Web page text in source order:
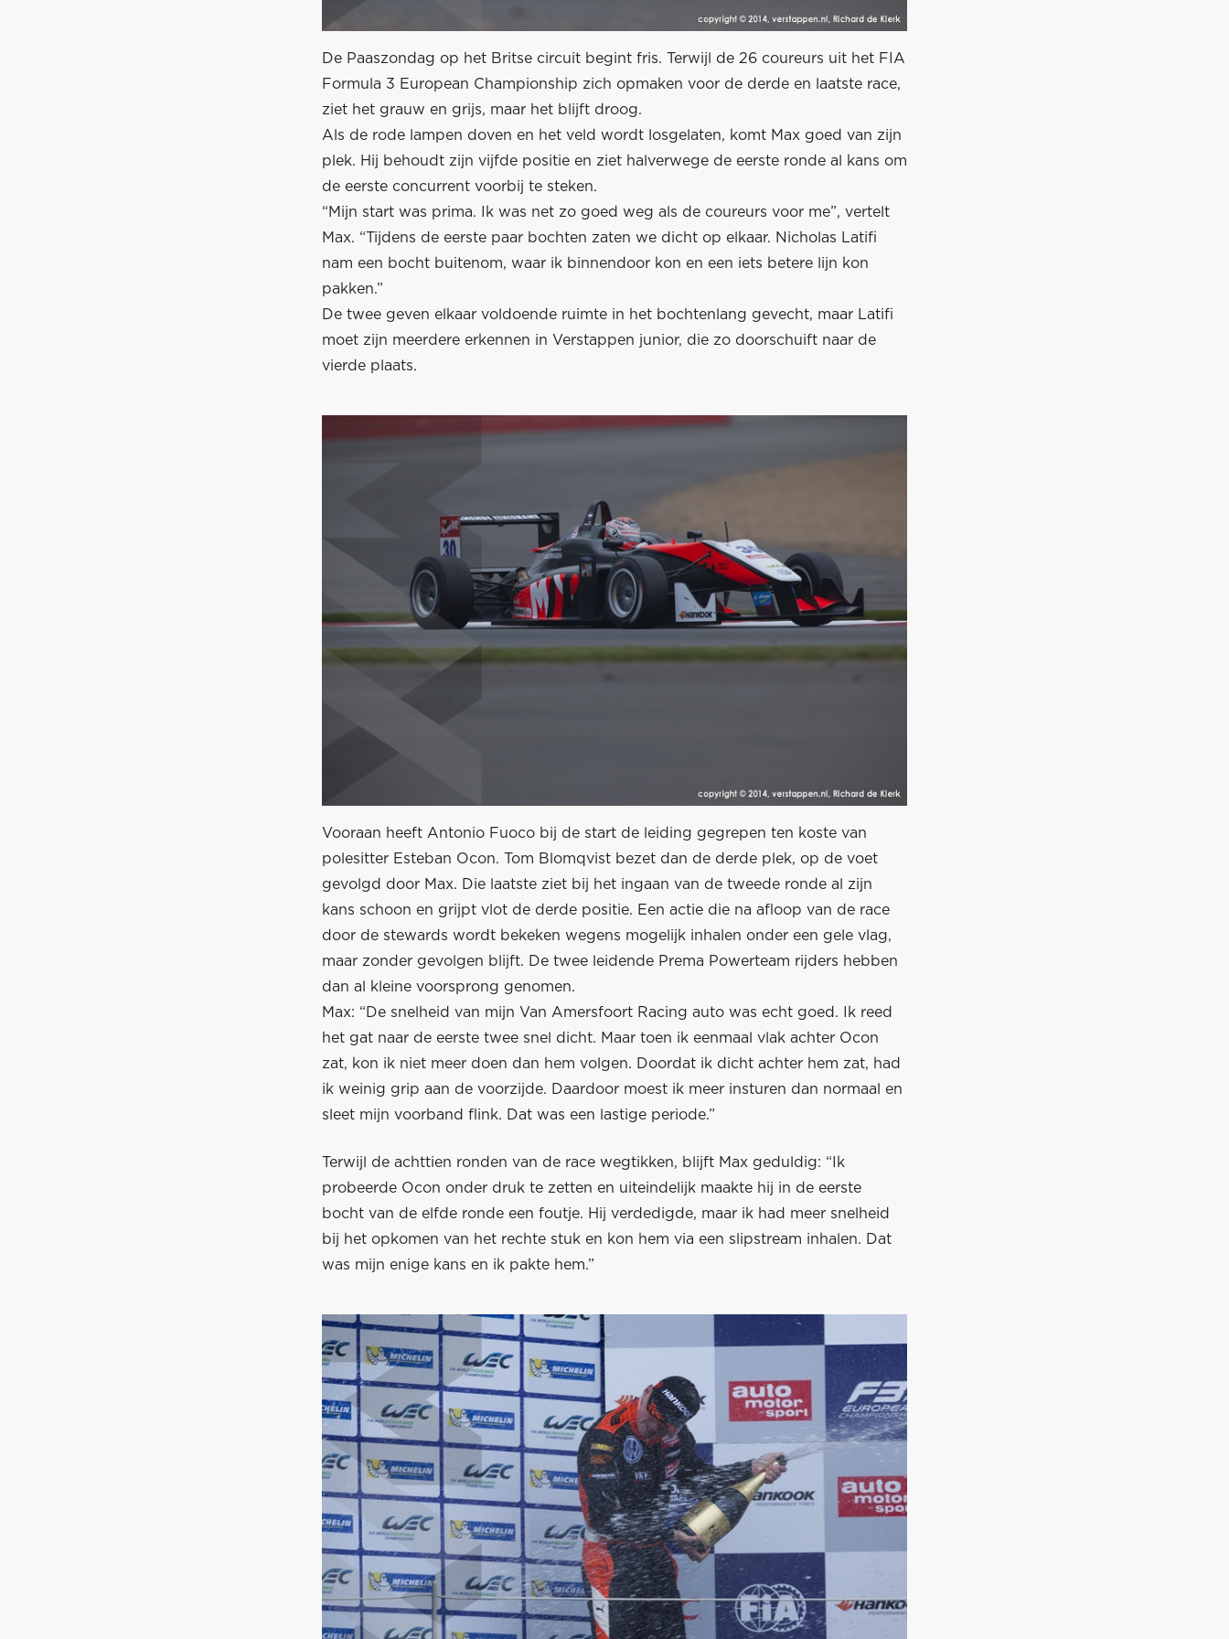
De Paaszondag op het Britse circuit begint fris. Terwijl de 26 coureurs uit het FIA
Formula 3 European Championship zich opmaken voor de derde en laatste race,
ziet het grauw en grijs, maar het blijft droog.
Als de rode lampen doven en het veld wordt losgelaten, komt Max goed van zijn
plek. Hij behoudt zijn vijfde positie en ziet halverwege de eerste ronde al kans om
de eerste concurrent voorbij te steken.
“Mijn start was prima. Ik was net zo goed weg als de coureurs voor me”, vertelt
Max. “Tijdens de eerste paar bochten zaten we dicht op elkaar. Nicholas Latifi
nam een bocht buitenom, waar ik binnendoor kon en een iets betere lijn kon
pakken.”
De twee geven elkaar voldoende ruimte in het bochtenlang gevecht, maar Latifi
moet zijn meerdere erkennen in Verstappen junior, die zo doorschuift naar de
vierde plaats.
Vooraan heeft Antonio Fuoco bij de start de leiding gegrepen ten koste van
polesitter Esteban Ocon. Tom Blomqvist bezet dan de derde plek, op de voet
gevolgd door Max. Die laatste ziet bij het ingaan van de tweede ronde al zijn
kans schoon en grijpt vlot de derde positie. Een actie die na afloop van de race
door de stewards wordt bekeken wegens mogelijk inhalen onder een gele vlag,
maar zonder gevolgen blijft. De twee leidende Prema Powerteam rijders hebben
dan al kleine voorsprong genomen.
Max: “De snelheid van mijn Van Amersfoort Racing auto was echt goed. Ik reed
het gat naar de eerste twee snel dicht. Maar toen ik eenmaal vlak achter Ocon
zat, kon ik niet meer doen dan hem volgen. Doordat ik dicht achter hem zat, had
ik weinig grip aan de voorzijde. Daardoor moest ik meer insturen dan normaal en
sleet mijn voorband flink. Dat was een lastige periode.”
Terwijl de achttien ronden van de race wegtikken, blijft Max geduldig: “Ik
probeerde Ocon onder druk te zetten en uiteindelijk maakte hij in de eerste
bocht van de elfde ronde een foutje. Hij verdedigde, maar ik had meer snelheid
bij het opkomen van het rechte stuk en kon hem via een slipstream inhalen. Dat
was mijn enige kans en ik pakte hem.”